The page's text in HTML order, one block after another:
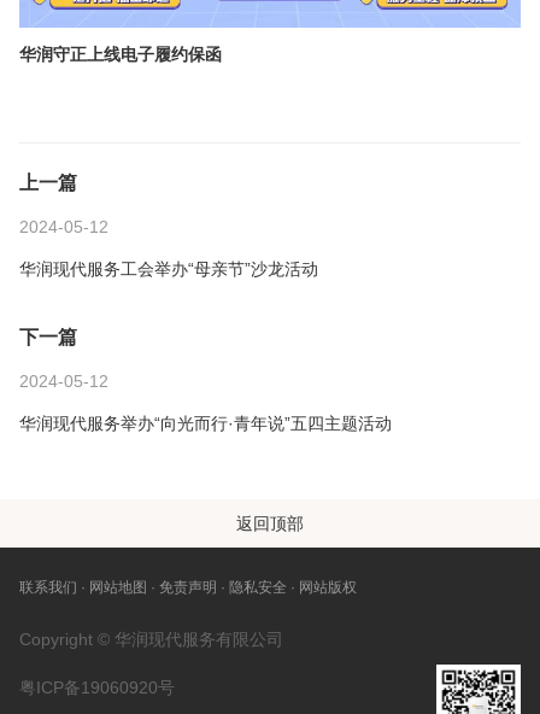
华润守正上线电子履约保函
上一篇
2024-05-12
华润现代服务工会举办“母亲节”沙龙活动
下一篇
2024-05-12
华润现代服务举办“向光而行·青年说”五四主题活动
返回顶部
联系我们 网站地图 免责声明 隐私安全 网站版权
Copyright © 华润现代服务有限公司
粤ICP备19060920号